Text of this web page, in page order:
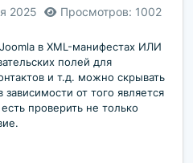
2025
Просмотров: 1002
в XML-манифестах ИЛИ
полей для
и т.д. можно скрывать
от того является
проверить не только